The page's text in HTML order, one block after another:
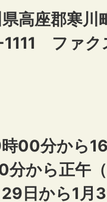
高座郡寒川
1111 ファ
00分から
から正午
29日から1月